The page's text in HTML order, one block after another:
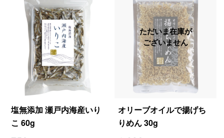
塩無添加 瀬戸内海産いり
こ 60g
オリーブオイルで揚げち
りめん 30g